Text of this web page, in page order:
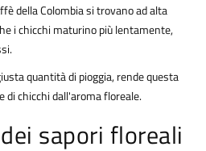
della Colombia si trovano ad alta
i chicchi maturino più lentamente,
quantità di pioggia, rende questa
di chicchi dall'aroma floreale.
sapori floreali